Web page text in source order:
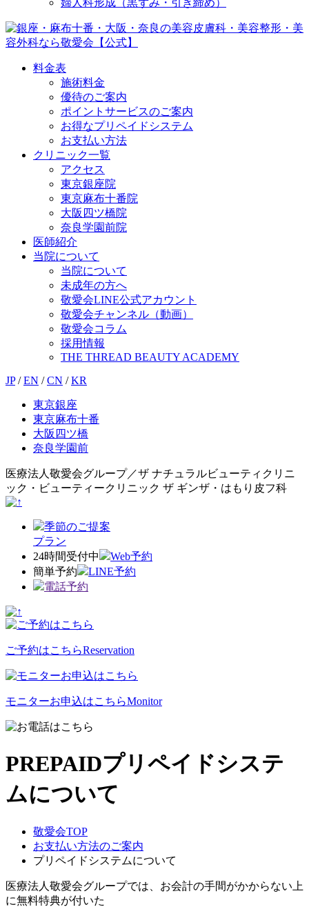
婦人科形成（黒ずみ・引き締め）
料金表
施術料金
優待のご案内
ポイントサービスのご案内
お得なプリペイドシステム
お支払い方法
クリニック一覧
アクセス
東京銀座院
東京麻布十番院
大阪四ツ橋院
奈良学園前院
医師紹介
当院について
当院について
未成年の方へ
敬愛会LINE公式アカウント
敬愛会チャンネル（動画）
敬愛会コラム
採用情報
THE THREAD BEAUTY ACADEMY
JP / EN / CN / KR
東京銀座
東京麻布十番
大阪四ツ橋
奈良学園前
医療法人敬愛会グループ／ザ ナチュラルビューティクリニ
ック・ビューティークリニック ザ ギンザ・はもり皮フ科
季節のご提案
プラン
24時間受付中
Web予約
簡単予約
LINE予約
電話予約
ご予約はこちらReservation
モニターお申込はこちらMonitor
PREPAIDプリペイドシステ
ムについて
敬愛会TOP
お支払い方法のご案内
プリペイドシステムについて
医療法人敬愛会グループでは、お会計の手間がかからない上
に無料特典が付いた